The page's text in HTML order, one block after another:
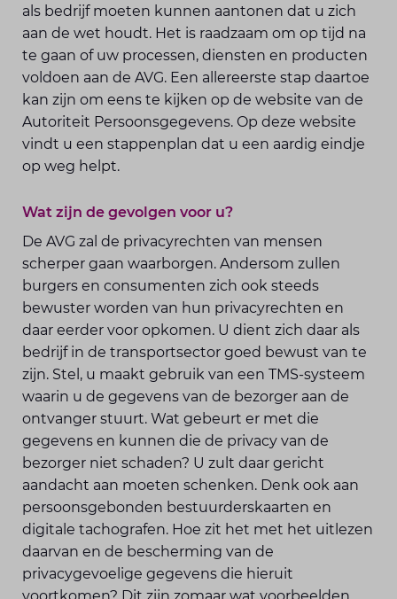
als bedrijf moeten kunnen aantonen dat u zich
aan de wet houdt. Het is raadzaam om op tijd na
te gaan of uw processen, diensten en producten
voldoen aan de AVG. Een allereerste stap daartoe
kan zijn om eens te kijken op de website van de
Autoriteit Persoonsgegevens. Op deze website
vindt u een stappenplan dat u een aardig eindje
op weg helpt.
Wat zijn de gevolgen voor u?
De AVG zal de privacyrechten van mensen
scherper gaan waarborgen. Andersom zullen
burgers en consumenten zich ook steeds
bewuster worden van hun privacyrechten en
daar eerder voor opkomen. U dient zich daar als
bedrijf in de transportsector goed bewust van te
zijn. Stel, u maakt gebruik van een TMS-systeem
waarin u de gegevens van de bezorger aan de
ontvanger stuurt. Wat gebeurt er met die
gegevens en kunnen die de privacy van de
bezorger niet schaden? U zult daar gericht
aandacht aan moeten schenken. Denk ook aan
persoonsgebonden bestuurderskaarten en
digitale tachografen. Hoe zit het met het uitlezen
daarvan en de bescherming van de
privacygevoelige gegevens die hieruit